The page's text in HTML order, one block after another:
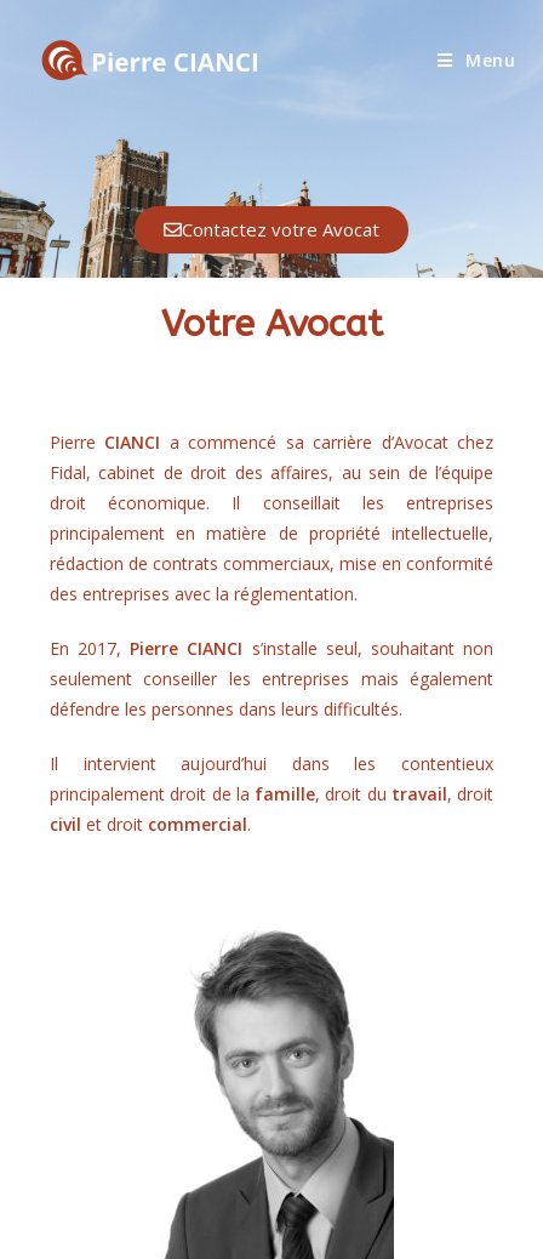
Menu
Contactez votre Avocat
Votre Avocat
Pierre CIANCI a commencé sa carrière d’Avocat chez
Fidal, cabinet de droit des affaires, au sein de l’équipe
droit économique. Il conseillait les entreprises
principalement en matière de propriété intellectuelle,
rédaction de contrats commerciaux, mise en conformité
des entreprises avec la réglementation.
En 2017, Pierre CIANCI s’installe seul, souhaitant non
seulement conseiller les entreprises mais également
défendre les personnes dans leurs difficultés.
Il intervient aujourd’hui dans les contentieux
principalement droit de la famille, droit du travail, droit
civil et droit commercial.